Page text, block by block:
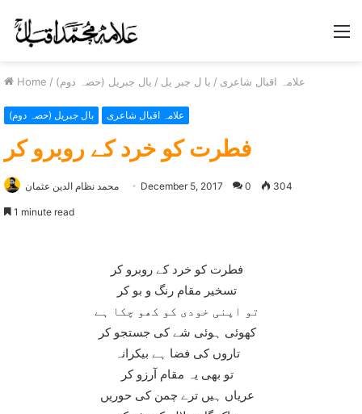
Home / علامہ اقبال شاعری / با ل جبر یل / بال جبریل (حصہ دوم)
بال جبریل (حصہ دوم) علامہ اقبال شاعری
فطرت کو خرد کے روبرو کر
محمد نظام الدین عثمان December 5, 2017 0 304
1 minute read
فطرت کو خرد کے روبرو کر
تسخير مقام رنگ و بو کر
تو اپنی خودی کو کھو چکا ہے
کھوئی ہوئی شے کی جستجو کر
تاروں کی فضا ہے بيکرانہ
تو بھی يہ مقام آرزو کر
عرياں ہيں ترے چمن کی حوريں